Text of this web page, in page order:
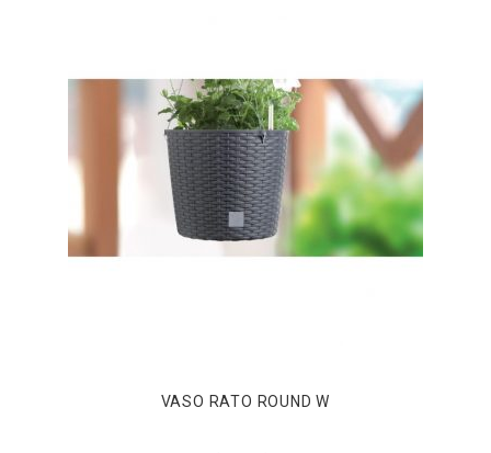
VASO RATO ROUND W